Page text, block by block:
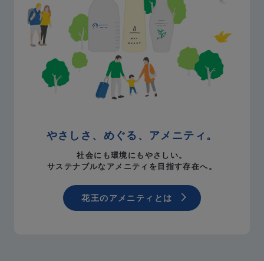
やさしさ、めぐる、アメニティ。
社会にも環境にもやさしい。
サステナブルなアメニティを目指す存在へ。
花王のアメニティとは